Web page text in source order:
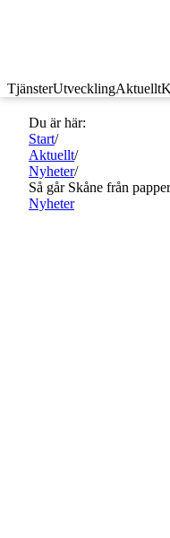
TjänsterUtvecklingAktuellt
Du är här:
Start/
Aktuellt/
Nyheter/
Så går Skåne från
Nyheter